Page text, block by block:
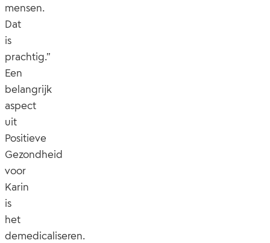
mensen.
Dat
is
prachtig.”
Een
belangrijk
aspect
uit
Positieve
Gezondheid
voor
Karin
is
het
demedicaliseren.